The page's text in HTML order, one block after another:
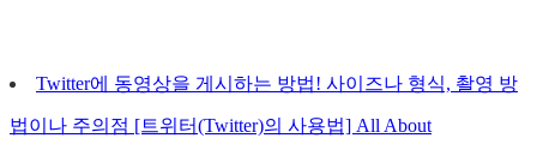
Twitter에 동영상을 게시하는 방법! 사이즈나 형식, 촬영 방
법이나 주의점 [트위터(Twitter)의 사용법] All About